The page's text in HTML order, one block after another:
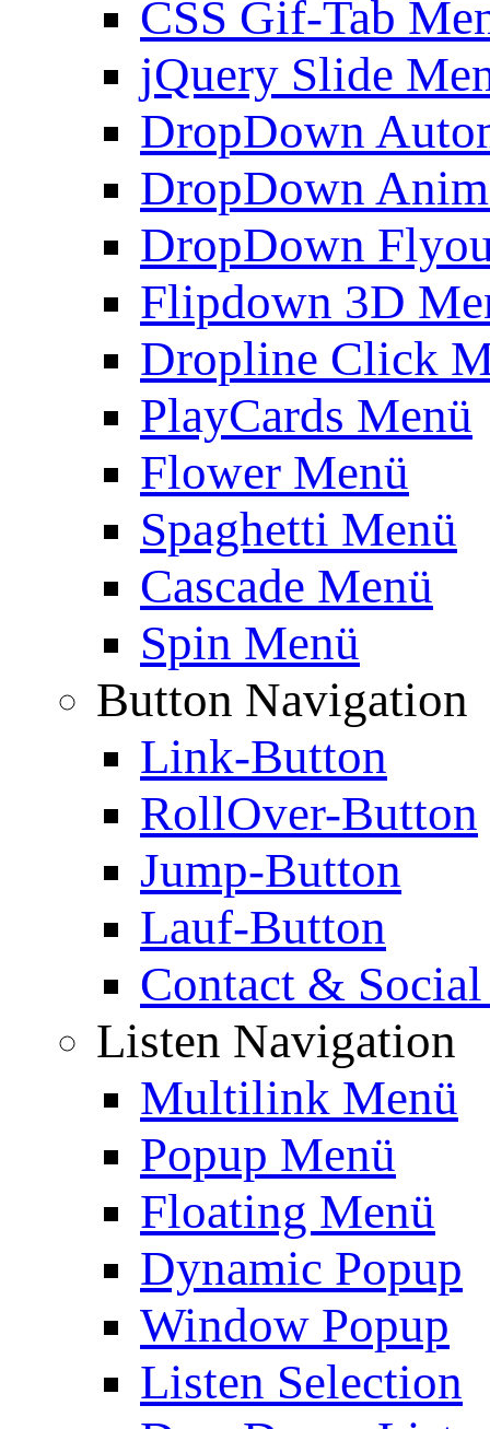
CSS Gif-Tab
jQuery Slide
DropDown
DropDown
DropDown
Flipdown 3D
Dropline Click
PlayCards Menü
Flower Menü
Spaghetti Menü
Cascade Menü
Spin Menü
Button Navigation
Link-Button
RollOver-Button
Jump-Button
Lauf-Button
Contact &
Listen Navigation
Multilink Menü
Popup Menü
Floating Menü
Dynamic Popup
Window Popup
Listen Selection